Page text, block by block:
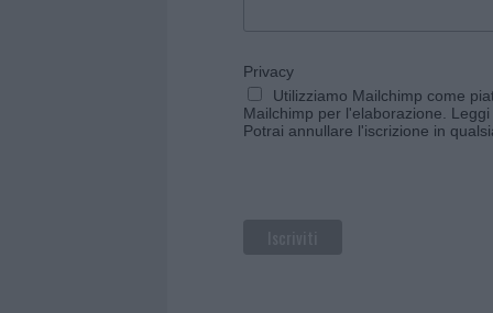
Privacy
Utilizziamo Mailchimp come
Mailchimp per l'elaborazione.
Potrai annullare l'iscrizione in